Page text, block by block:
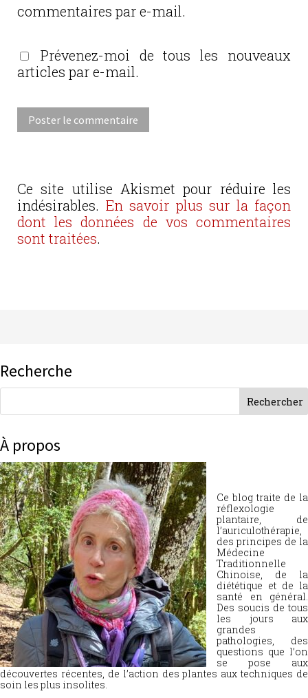
commentaires par e-mail.
Prévenez-moi de tous les nouveaux
articles par e-mail.
Ce site utilise Akismet pour réduire les
indésirables. En savoir plus sur la façon
dont les données de vos commentaires
sont traitées.
Recherche
À propos
Ce blog traite de la
réflexologie
plantaire, de
l’auriculothérapie,
des principes de la
Médecine
Traditionnelle
Chinoise, de la
diététique et de la
santé en général.
Des soucis de tous
les jours aux
grandes
pathologies, des
questions que l’on
se pose aux
découvertes récentes, de l’action des plantes aux techniques de
soin les plus insolites.